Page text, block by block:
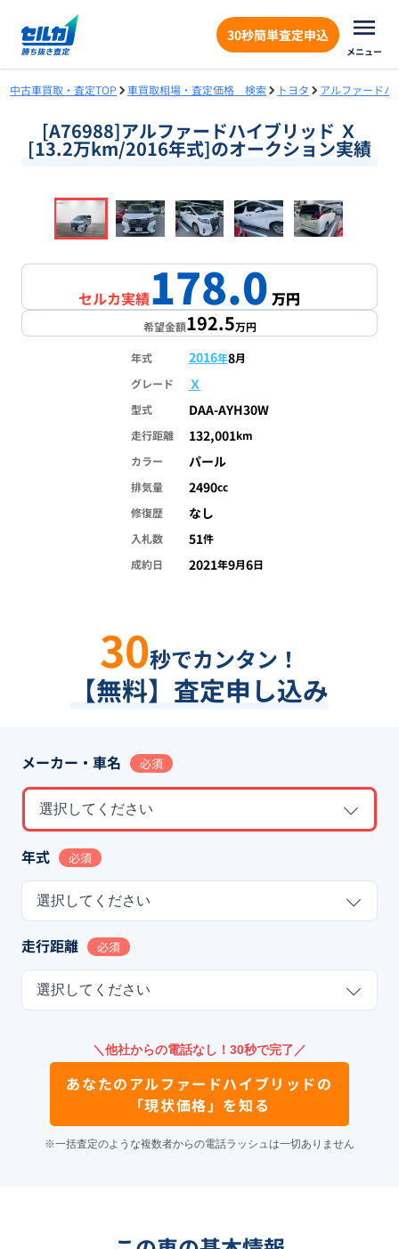
30秒簡単査定申込
メニュー
中古車買取・査定TOP 車買取相場・査定価格 検索 トヨタ アルファードハ
[A76988]アルファードハイブリッド Ｘ
[13.2万km/2016年式]のオークション実績
1/17
セルカ実績178.0万円
希望金額192.5万円
年式 2016年8月
グレード
Ｘ
型式 DAA-AYH30W
走行距離 132,001km
カラー
パール
排気量 2490cc
修復歴
なし
入札数 51件
成約日
2021年9月6日
30秒でカンタン！
【無料】査定申し込み
メーカー・車名 必須
選択してください
年式 必須
選択してください
走行距離 必須
選択してください
＼他社からの電話なし！30秒で完了／
あなたのアルファードハイブリッドの
「現状価格」を知る
※一括査定のような複数者からの電話ラッシュは一切ありません